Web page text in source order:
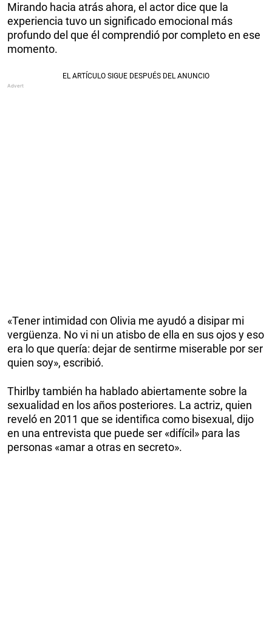
Mirando hacia atrás ahora, el actor dice que la
experiencia tuvo un significado emocional más
profundo del que él comprendió por completo en ese
momento.
«Tener intimidad con Olivia me ayudó a disipar mi
vergüenza. No vi ni un atisbo de ella en sus ojos y eso
era lo que quería: dejar de sentirme miserable por ser
quien soy», escribió.
Thirlby también ha hablado abiertamente sobre la
sexualidad en los años posteriores. La actriz, quien
reveló en 2011 que se identifica como bisexual, dijo
en una entrevista que puede ser «difícil» para las
personas «amar a otras en secreto».